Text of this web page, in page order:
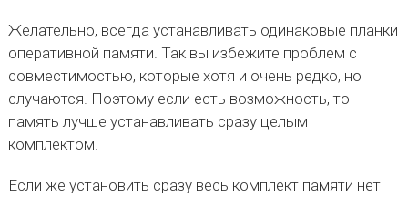
Желательно, всегда устанавливать одинаковые планки
оперативной памяти. Так вы избежите проблем с
совместимостью, которые хотя и очень редко, но
случаются. Поэтому если есть возможность, то
память лучше устанавливать сразу целым
комплектом.
Если же установить сразу весь комплект памяти нет